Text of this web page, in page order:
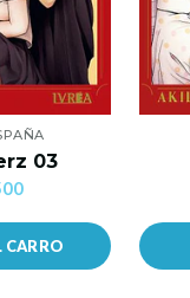
03
CARRO